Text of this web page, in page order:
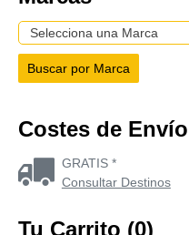
Costes de Envío
GRATIS *
Consultar Destinos
Tu Carrito (0)